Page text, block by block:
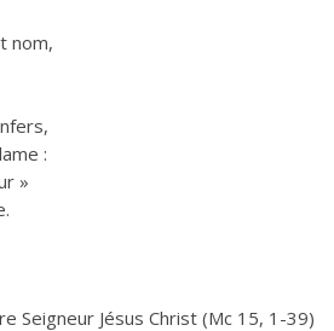
nom,
:
»
Seigneur Jésus Christ (Mc 15, 1-39)